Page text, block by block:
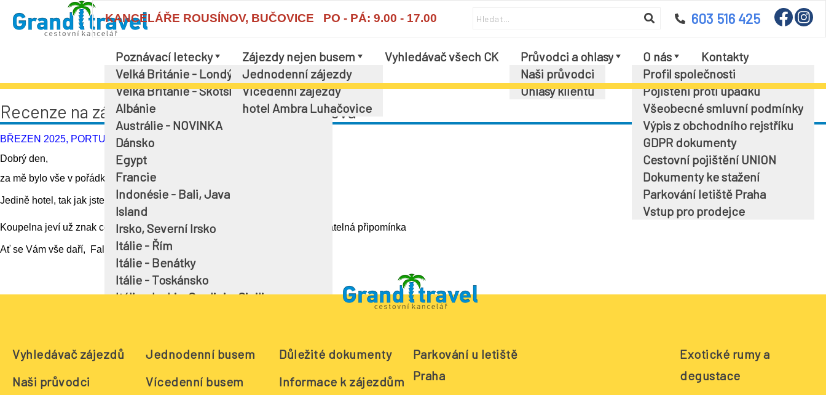
KANCELÁŘE ROUSÍNOV, BUČOVICE PO - PÁ: 9.00 - 17.00 603 516 425
Poznávací letecky
Velká Británie - Londýn a okolí
Velká Británie - Skotsko
Albánie
Austrálie - NOVINKA
Dánsko
Egypt
Francie
Indonésie - Bali, Java
Island
Irsko, Severní Irsko
Itálie - Řím
Itálie - Benátky
Itálie - Toskánsko
Itálie - Ischia, Sardinie, Sicilie
Jordánsko
Maledivy - pobytový
Zájezdy nejen busem
Jednodenní zájezdy
Vícedenní zájezdy
hotel Ambra Luhačovice
Vyhledávač všech CK
Průvodci a ohlasy
Naši průvodci
Ohlasy klientů
O nás
Profil společnosti
Pojištění proti úpadku
Všeobecné smluvní podmínky
Výpis z obchodního rejstříku
GDPR dokumenty
Cestovní pojištění UNION
Dokumenty ke stažení
Parkování letiště Praha
Vstup pro prodejce
Kontakty
Recenze na zájezd, průvodce Helena Rudolfová
BŘEZEN 2025, PORTUGALSKO, LISABON
Dobrý den,
za mě bylo vše v pořádku.
Jedině hotel, tak jak jste uváděli, není kompletně zrekonstuovaný.
Koupelna jeví už znak celkové opotřebovanosti - což je pro mne ale zanedbatelná připomínka
Ať se Vám vše daří, Faltys
Vyhledávač zájezdů
Naši průvodci
Jednodenní busem
Vícedenní busem
Důležité dokumenty
Informace k zájezdům
Parkování u letiště
Praha
Exotické rumy a
degustace